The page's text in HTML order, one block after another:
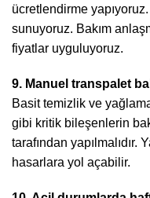
ücretlendirme
sunuyoruz. Bakım
fiyatlar uyguluyoruz.
9. Manuel transpalet
Basit temizlik ve
gibi kritik bileşenlerin
tarafından yapılmalıdır.
hasarlara yol açabilir.